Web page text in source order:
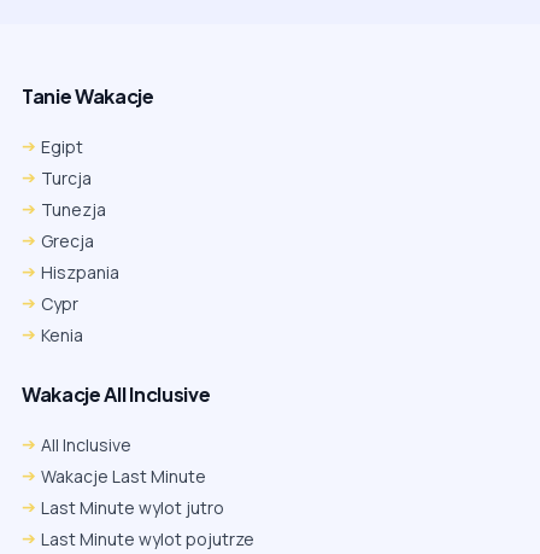
Tanie Wakacje
Egipt
Turcja
Tunezja
Grecja
Hiszpania
Cypr
Kenia
Wakacje All Inclusive
All Inclusive
Wakacje Last Minute
Last Minute wylot jutro
Last Minute wylot pojutrze